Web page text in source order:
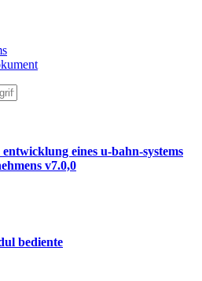
eines u-bahn-systems
v7.0,0
bediente